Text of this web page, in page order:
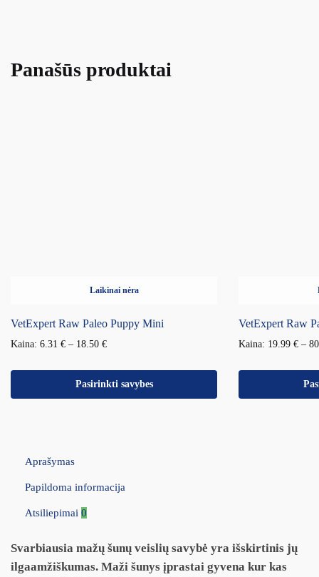
Panašūs produktai
Laikinai nėra
VetExpert Raw Paleo Puppy Mini
Kaina: 6.31 € – 18.50 €
Pasirinkti savybes
VetExpert Raw
Kaina: 19.99 € –
Aprašymas
Papildoma informacija
Atsiliepimai 0
Svarbiausia mažų šunų veislių savybė yra išskirtinis jų
ilgaamžiškumas. Maži šunys įprastai gyvena kur kas